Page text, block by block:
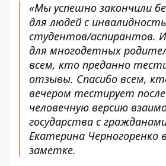
«Мы успешно закончили
для людей с
студентов/аспирантов.
для многодетных
всем, кто преданно
отзывы. Спасибо всем,
вечером тестирует
человечную версию
государства с
Екатерина Черногоренко
заметке.